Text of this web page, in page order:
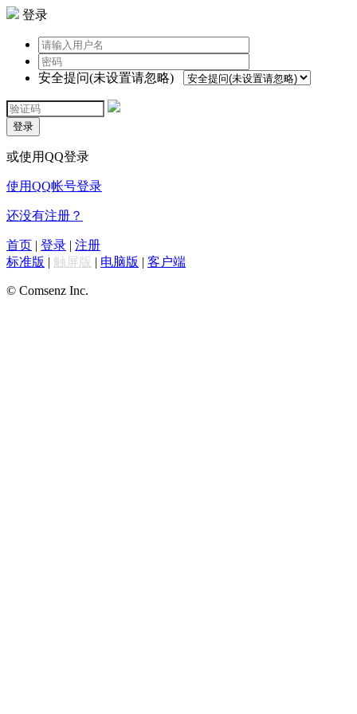
登录
安全提问(未设置请忽略)
登录
或使用QQ登录
使用QQ帐号登录
还没有注册？
首页 | 登录 | 注册
标准版 | 触屏版 | 电脑版 | 客户端
© Comsenz Inc.